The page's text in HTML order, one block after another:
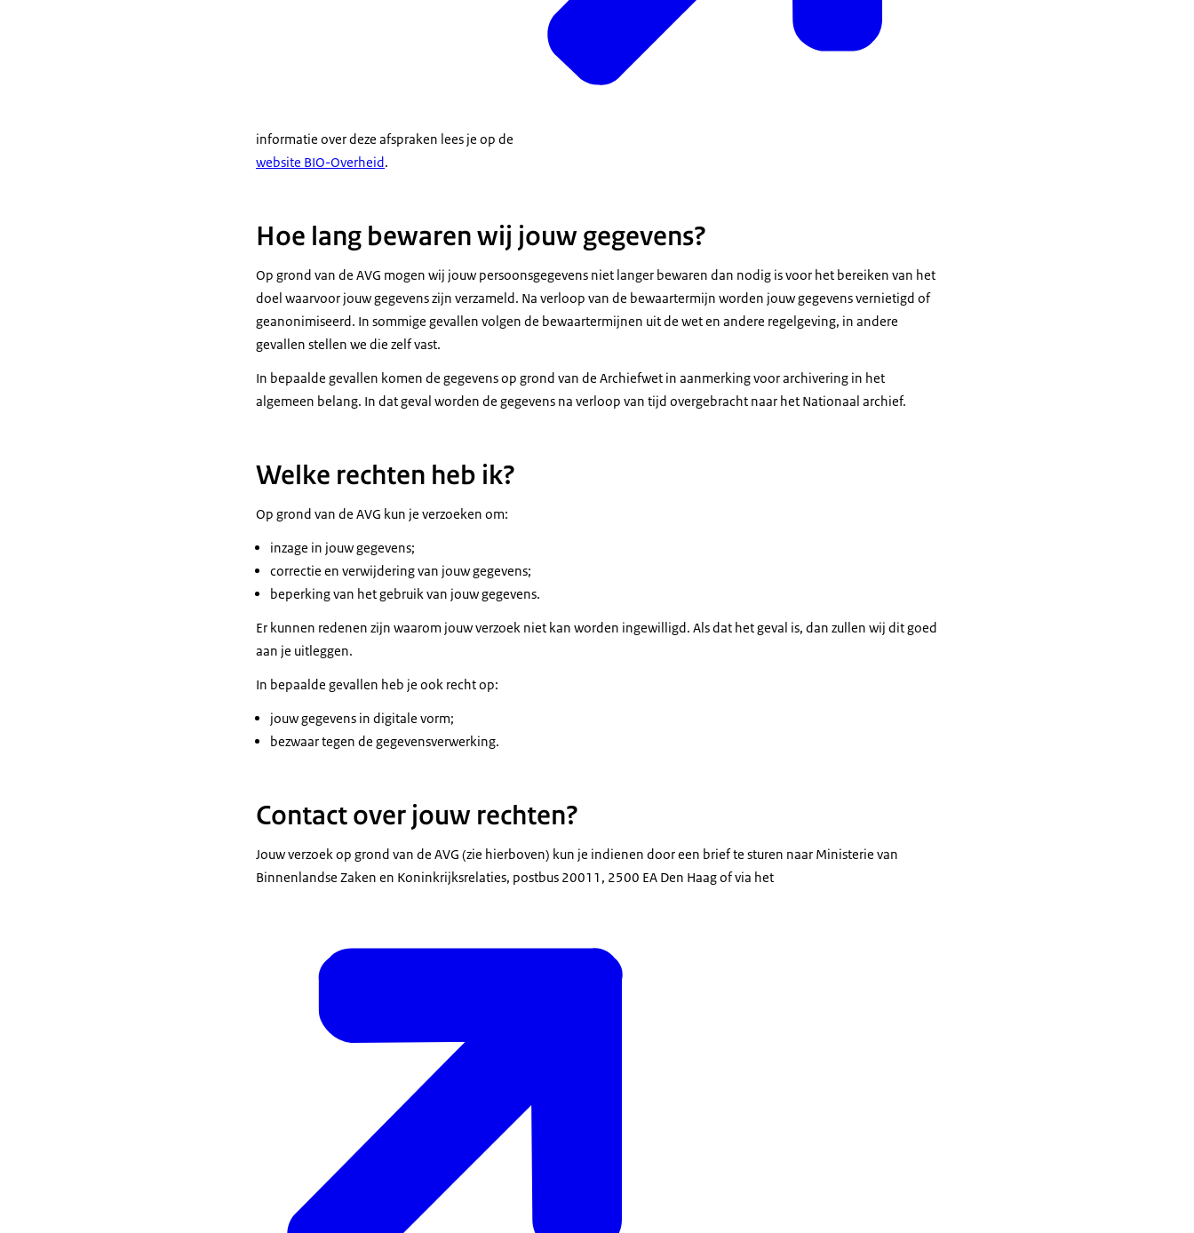
informatie over deze afspraken lees je op de
website BIO-Overheid.
Hoe lang bewaren wij jouw gegevens?
Op grond van de AVG mogen wij jouw persoonsgegevens niet langer bewaren dan nodig is voor het bereiken van het
doel waarvoor jouw gegevens zijn verzameld. Na verloop van de bewaartermijn worden jouw gegevens vernietigd of
geanonimiseerd. In sommige gevallen volgen de bewaartermijnen uit de wet en andere regelgeving, in andere
gevallen stellen we die zelf vast.
In bepaalde gevallen komen de gegevens op grond van de Archiefwet in aanmerking voor archivering in het
algemeen belang. In dat geval worden de gegevens na verloop van tijd overgebracht naar het Nationaal archief.
Welke rechten heb ik?
Op grond van de AVG kun je verzoeken om:
inzage in jouw gegevens;
correctie en verwijdering van jouw gegevens;
beperking van het gebruik van jouw gegevens.
Er kunnen redenen zijn waarom jouw verzoek niet kan worden ingewilligd. Als dat het geval is, dan zullen wij dit goed
aan je uitleggen.
In bepaalde gevallen heb je ook recht op:
jouw gegevens in digitale vorm;
bezwaar tegen de gegevensverwerking.
Contact over jouw rechten?
Jouw verzoek op grond van de AVG (zie hierboven) kun je indienen door een brief te sturen naar Ministerie van
Binnenlandse Zaken en Koninkrijksrelaties, postbus 20011, 2500 EA Den Haag of via het